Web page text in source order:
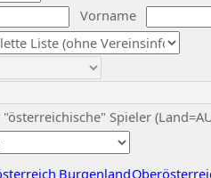
Vorname
Spieler
Burgenland